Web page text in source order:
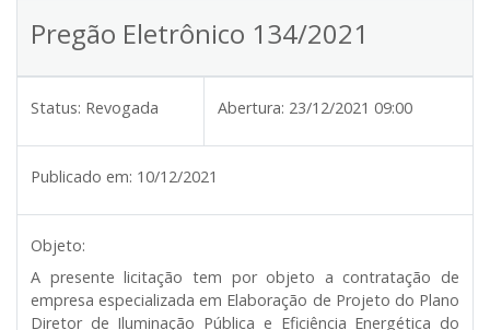
Pregão Eletrônico 134/2021
Status: Revogada Abertura: 23/12/2021 09:00
Publicado em: 10/12/2021
Objeto:
A presente licitação tem por objeto a contratação de
empresa especializada em Elaboração de Projeto do Plano
Diretor de Iluminação Pública e Eficiência Energética do